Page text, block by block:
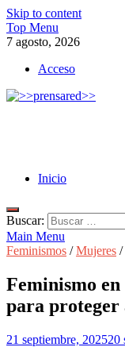
Skip to content
Top Menu
7 agosto, 2026
Acceso
Inicio
Buscar:
Main Menu
Feminismos /Mujeres /
Feminismo
para proteger
21 septiembre, 202520